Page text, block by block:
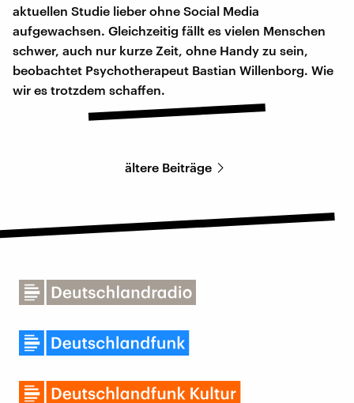
aktuellen Studie lieber ohne Social Media
aufgewachsen. Gleichzeitig fällt es vielen Menschen
schwer, auch nur kurze Zeit, ohne Handy zu sein,
beobachtet Psychotherapeut Bastian Willenborg. Wie
wir es trotzdem schaffen.
ältere Beiträge